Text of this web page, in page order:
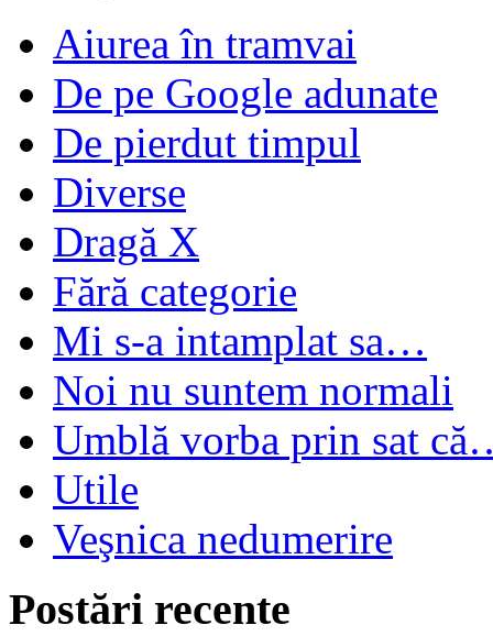
Aiurea în tramvai
De pe Google adunate
De pierdut timpul
Diverse
Dragă X
Fără categorie
Mi s-a intamplat sa…
Noi nu suntem normali
Umblă vorba prin sat
Utile
Veşnica nedumerire
Postări recente